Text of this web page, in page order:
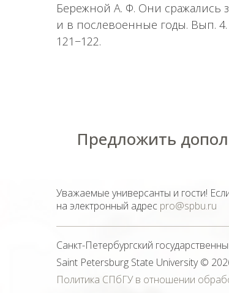
Бережной А. Ф. Они сражались
и в послевоенные годы. Вып. 4.
121−122.
Предложить
Политика СПбГУ в отношении
Saint Petersburg State University©
Уважаемые универсанты и гости!
на электронный адрес pro@spbu.ru
Санкт-Петербургский